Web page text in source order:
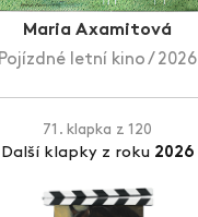
Maria Axamitová
Pojízdné letní kino / 2026
71. klapka z 120
Další klapky z roku 2026